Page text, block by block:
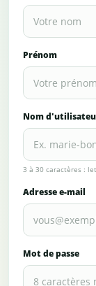
Prénom
Nom
3 à 30 caractères :
Adresse e-mail
Mot de passe